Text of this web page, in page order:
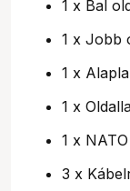
1 x Bal
1 x Jobb
1 x
1 x
1 x
3 x